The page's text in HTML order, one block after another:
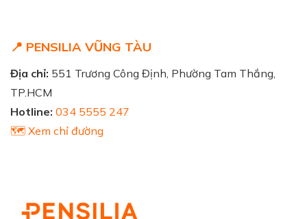
📍 PENSILIA VŨNG TÀU
Địa chỉ: 551 Trương Công Định, Phường Tam Thắng,
TP.HCM
Hotline: 034 5555 247
🗺️ Xem chỉ đường